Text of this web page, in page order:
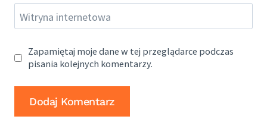
Witryna internetowa
Zapamiętaj moje dane w tej przeglądarce podczas
pisania kolejnych komentarzy.